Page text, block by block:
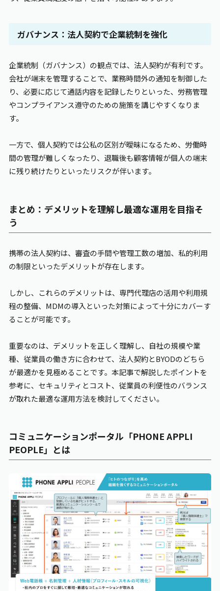
ガバナンス：法人契約で企業統制を強化
企業統制（ガバナンス）の観点では、法人契約が有利です。
会社が端末を管理することで、業務時間外の通知を制御した
り、必要に応じて通話内容を記録したりといった、労務管理
やコンプライアンス遵守のための施策を講じやすくなりま
す。
一方で、個人契約では公私の区別が曖昧になるため、労働時
間の管理が難しくなったり、退職後も顧客情報が個人の端末
に残り続けたりといったリスクが伴います。
まとめ：デメリットを理解し最適な運用を目指そ
う
携帯の法人契約は、審査の手間や管理工数の増加、私的利用
の制限といったデメリットが存在します。
しかし、これらのデメリットは、専門代理店の活用や利用規
程の整備、MDMの導入といった対策によって十分にカバーす
ることが可能です。
重要なのは、デメリットを正しく理解し、自社の規模や業
種、従業員の働き方に合わせて、法人契約とBYODのどちら
が最適かを見極めることです。本記事で解説したポイントを
参考に、セキュリティとコスト、従業員の利便性のバランス
が取れた最適な運用方法を検討してください。
コミュニケーションポータル「PHONEAPPLI
PEOPLE」とは